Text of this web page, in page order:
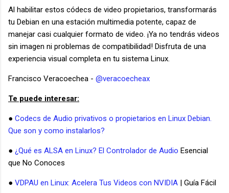
Al habilitar estos códecs de video propietarios, transformarás
tu Debian en una estación multimedia potente, capaz de
manejar casi cualquier formato de video. ¡Ya no tendrás videos
sin imagen ni problemas de compatibilidad! Disfruta de una
experiencia visual completa en tu sistema Linux.
Francisco Veracoechea - @veracoecheax
Te puede interesar:
● Codecs de Audio privativos o propietarios en Linux Debian.
Que son y como instalarlos?
● ¿Qué es ALSA en Linux? El Controlador de Audio Esencial
que No Conoces
● VDPAU en Linux: Acelera Tus Videos con NVIDIA | Guía Fácil